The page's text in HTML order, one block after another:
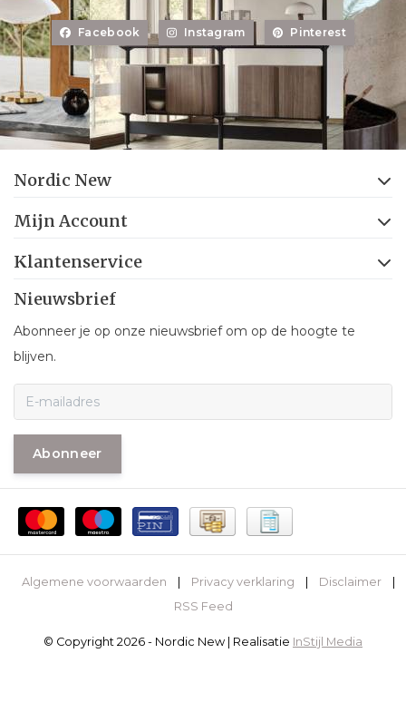
Facebook Instagram Pinterest
Nordic New
Mijn Account
Klantenservice
Nieuwsbrief
Abonneer je op onze nieuwsbrief om op de hoogte te
blijven.
Abonneer
Algemene voorwaarden Privacy verklaring Disclaimer
RSS Feed
© Copyright 2026 - Nordic New | Realisatie InStijl Media